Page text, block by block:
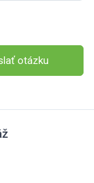
otázku